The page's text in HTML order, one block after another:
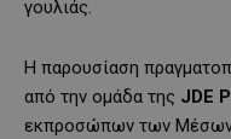
γουλιάς.
Η παρουσίαση
από την ομάδα της JDE
εκπροσώπων των Μέσων